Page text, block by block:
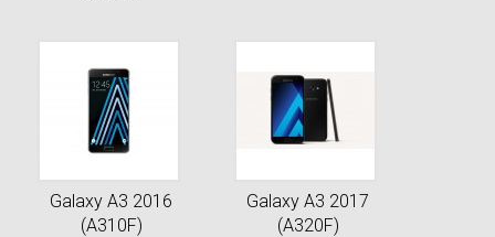
Galaxy A3 2016
(A310F)
Galaxy A3 2017
(A320F)